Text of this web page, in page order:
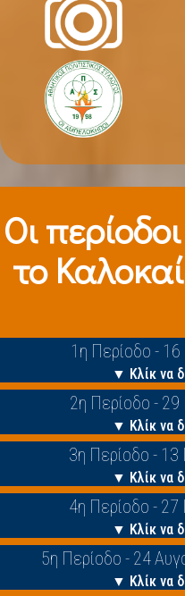
Οι
το
1η Περίοδο - 16
▼ Κλίκ να
2η Περίοδο - 29
▼ Κλίκ να
3η Περίοδο - 13
▼ Κλίκ να
4η Περίοδο - 27
▼ Κλίκ να
5η Περίοδο - 24
▼ Κλίκ να